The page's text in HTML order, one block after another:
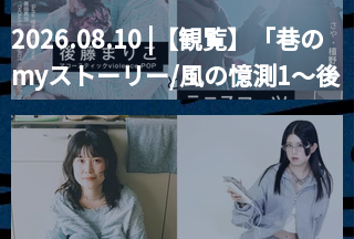
2026.08.10 |【観覧】「巷の
myストーリー/風の憶測1～後
藤まりこアコースティック
violence POPとテニスコー
ツ」